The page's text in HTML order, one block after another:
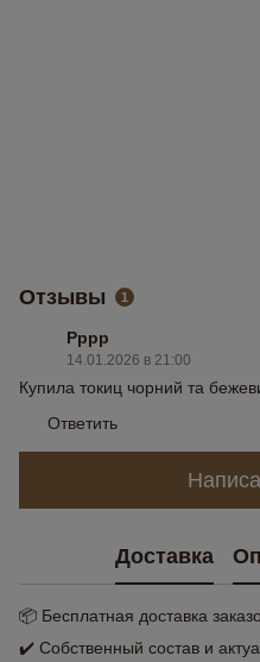
Отзывы 1
Рррр
14.01.2026 в 21:00
Купила токиц чорний та
Ответить
Доставка
📦 Бесплатная доставка
✔️ Собственный состав и